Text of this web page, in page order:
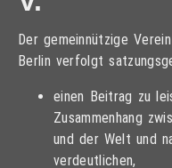
Der gemeinnützige
Berlin verfolgt
einen Beitrag zu
Zusammenhang
und der Welt und
verdeutlichen,